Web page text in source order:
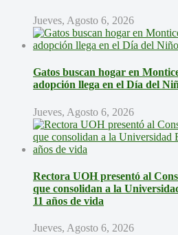
Jueves, Agosto 6, 2026
Gatos buscan hogar en
adopción llega en el Día del
Jueves, Agosto 6, 2026
Rectora UOH presentó al
que consolidan a la
11 años de vida
Jueves, Agosto 6, 2026